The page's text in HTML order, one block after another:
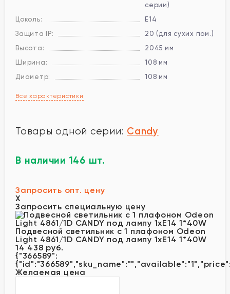
серии)
Цоколь:
E14
Защита IP:
20 (для сухих пом.)
Высота:
2045 мм
Ширина:
108 мм
Диаметр:
108 мм
Все характеристики
Товары одной серии: Candy
В наличии 146 шт.
Запросить опт. цену
X
Запросить специальную цену
Подвесной светильник с 1 плафоном Odeon
Light 4861/1D CANDY под лампу 1xE14 1*40W
14 438 руб.
{"366589":
Желаемая цена